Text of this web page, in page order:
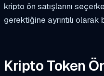
kripto ön satışlarını
gerektiğine ayrıntılı olarak
Kripto Token